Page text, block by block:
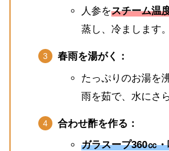
人参をスチーム温
蒸し、冷まします。
春雨を湯がく：
たっぷりのお湯を
雨を茹で、水にさ
合わせ酢を作る：
ガラスープ360㏄